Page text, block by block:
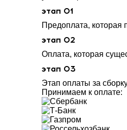
этап 01
Предоплата, которая
этап 02
Оплата, которая
этап 03
Этап оплаты за
Принимаем к оплате: